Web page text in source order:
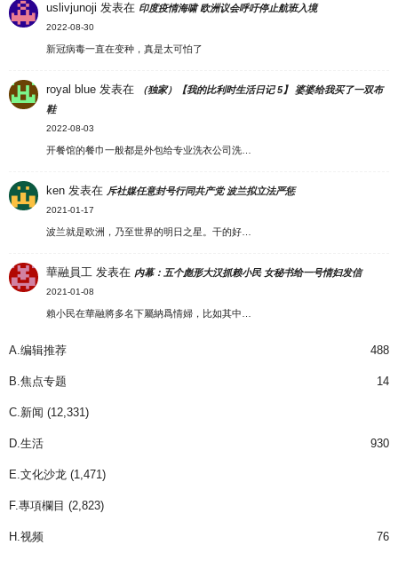
uslivjunoji 发表在 印度疫情海啸 欧洲议会呼吁停止航班入境
2022-08-30
新冠病毒一直在变种，真是太可怕了
royal blue 发表在
（独家）【我的比利时生活日记 5】 婆婆给我买了一双布
鞋
2022-08-03
开餐馆的餐巾一般都是外包给专业洗衣公司洗…
ken 发表在 斥社媒任意封号行同共产党 波兰拟立法严惩
2021-01-17
波兰就是欧洲，乃至世界的明日之星。干的好…
華融員工 发表在 内幕：五个彪形大汉抓赖小民 女秘书给一号情妇发信
2021-01-08
賴小民在華融將多名下屬納爲情婦，比如其中…
A.编辑推荐 488
B.焦点专题 14
C.新闻 (12,331)
D.生活 930
E.文化沙龙 (1,471)
F.專項欄目 (2,823)
H.视频 76